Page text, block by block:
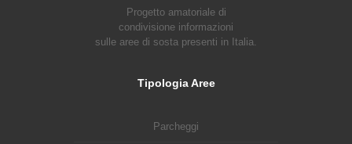
Progetto amatoriale di
condivisione informazioni
sulle aree di sosta presenti in Italia.
Tipologia Aree
Parcheggi